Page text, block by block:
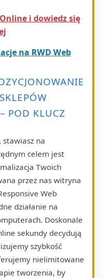
i dowiedz się
na RWD Web
POD KLUCZ
stawiasz na
celem jest
Twoich
przez nas witryna
Web
działanie na
Doskonale
sekundy decydują
szybkość
nielimitowane
tworzenia, by